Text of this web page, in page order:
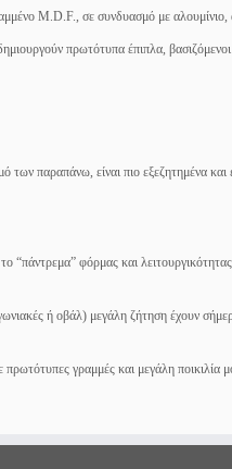
M.D.F., σε συνδυασμό με αλουμίνιο,
πρωτότυπα έπιπλα,
παραπάνω, είναι πιο εξεζητημένα
φόρμας και
ή οβάλ) μεγάλη ζήτηση έχουν
γραμμές και μεγάλη ποικιλία